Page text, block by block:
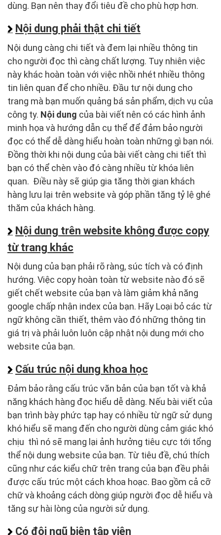
dùng. Bạn nên thay đổi tiêu đề cho phù hợp hơn.
Nội dung phải thật chi tiết
Nội dung càng chi tiết và đem lại nhiều thông tin
cho người đọc thì càng chất lượng. Tuy nhiên việc
này khác hoàn toàn với việc nhồi nhét nhiều thông
tin liên quan để cho nhiều. Đầu tư nội dung cho
trang mà bạn muốn quảng bá sản phẩm, dịch vụ của
công ty. Nội dung của bài viết nên có các hình ảnh
minh họa và hướng dẫn cụ thể để đảm bảo người
đọc có thể dễ dàng hiểu hoàn toàn những gì bạn nói.
Đồng thời khi nội dung của bài viết càng chi tiết thì
bạn có thể chèn vào đó càng nhiều từ khóa liên
quan. Điều này sẽ giúp gia tăng thời gian khách
hàng lưu lại trên website và góp phần tăng tỷ lệ ghé
thăm của khách hàng.
Nội dung trên website không được copy
từ trang khác
Nội dung của bạn phải rõ ràng, súc tích và có định
hướng. Việc copy hoàn toàn từ website nào đó sẽ
giết chết website của bạn và làm giảm khả năng
google chấp nhận index của bạn. Hãy Loại bỏ các từ
ngữ không cần thiết, thêm vào đó những thông tin
giá trị và phải luôn luôn cập nhật nội dung mới cho
website của bạn.
Cấu trúc nội dung khoa học
Đảm bảo rằng cấu trúc văn bản của bạn tốt và khả
năng khách hàng đọc hiểu dễ dàng. Nếu bài viết của
bạn trình bày phức tạp hay có nhiều từ ngữ sử dụng
khó hiểu sẽ mang đến cho người dùng cảm giác khó
chịu thì nó sẽ mang lại ảnh hưởng tiêu cực tới tổng
thể nội dung website của bạn. Từ tiêu đề, chú thích
cũng như các kiểu chữ trên trang của bạn đều phải
được cấu trúc một cách khoa hoạc. Bao gồm cả cỡ
chữ và khoảng cách dòng giúp người đọc dễ hiểu và
tăng sự hài lòng của người sử dụng.
Có đội ngũ biên tập viên